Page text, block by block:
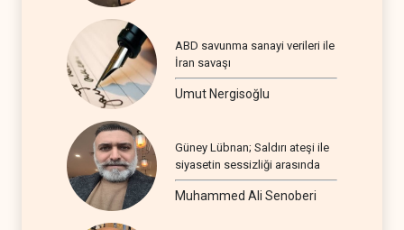
ABD savunma sanayi verileri ile
İran savaşı
Umut Nergisoğlu
Güney Lübnan; Saldırı ateşi ile
siyasetin sessizliği arasında
Muhammed Ali Senoberi